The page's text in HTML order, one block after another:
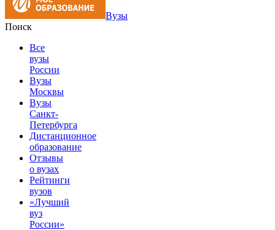
Вузы
Поиск
Все
вузы
России
Вузы
Москвы
Вузы
Санкт-
Петербурга
Дистанционное
образование
Отзывы
о вузах
Рейтинги
вузов
«Лучший
вуз
России»